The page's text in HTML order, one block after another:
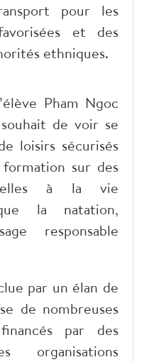
pour les
et des
ethniques.
Pham Ngoc
de voir se
loisirs sécurisés
sur des
à la vie
la natation,
responsable
par un élan de
de nombreuses
par des
organisations